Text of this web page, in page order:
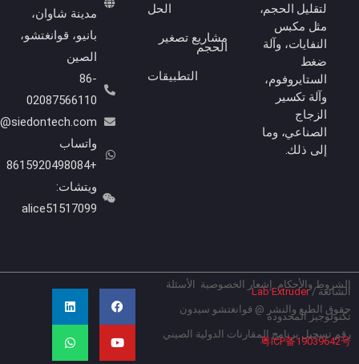
مدينة شاوان،
بانيو، قوانغتشو،
الصين
02087566110
Info@siedontech.com
واتساب
ويتشات:
alice51517099
الحل
مشاريع تصغير
الحجم
التطبيقات
لتقليل الحجم،
مثل مكبس
النفايات، وآلة
ضغط
الستايروفوم،
وآلة تكسير
الزجاج
الصناعي، وما
إلى ذلك.
والأحكام إشعار الخصوصية الأسئلة
/
Lab Extruder
الطبع والنشر @ قوانغتشو سيدون
المحدودة
تسجيل برنامج المقارنات الدولية الصيني
粤ICP备
ف
ك
ن
و
س